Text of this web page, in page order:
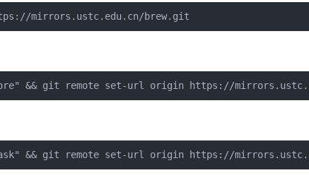
mirrors.ustc.edu.cn/brew.git
core" && git remote set-url origin https://
&& git remote set-url origin https://